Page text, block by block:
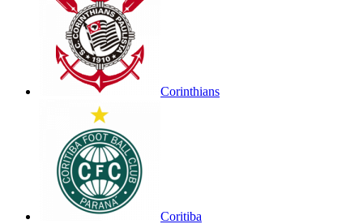
Corinthians
Coritiba